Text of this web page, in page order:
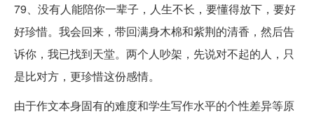
79、没有人能陪你一辈子，人生不长，要懂得放下，要好
好珍惜。我会回来，带回满身木棉和紫荆的清香，然后告
诉你，我已找到天堂。两个人吵架，先说对不起的人，只
是比对方，更珍惜这份感情。
由于作文本身固有的难度和学生写作水平的个性差异等原